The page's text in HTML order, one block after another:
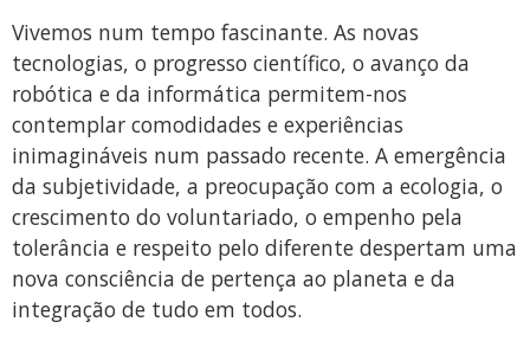
Vivemos num tempo fascinante. As novas
tecnologias, o progresso científico, o avanço da
robótica e da informática permitem-nos
contemplar comodidades e experiências
inimagináveis num passado recente. A emergência
da subjetividade, a preocupação com a ecologia, o
crescimento do voluntariado, o empenho pela
tolerância e respeito pelo diferente despertam uma
nova consciência de pertença ao planeta e da
integração de tudo em todos.